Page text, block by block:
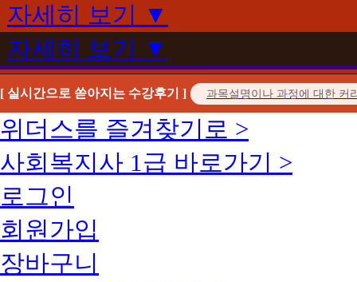
자세히 보기 ▼
자세히 보기 ▼
[ 실시간으로 쏟아지는 수강후기 ]
위더스를 즐겨찾기로 >
사회복지사 1급 바로가기 >
로그인
회원가입
장바구니